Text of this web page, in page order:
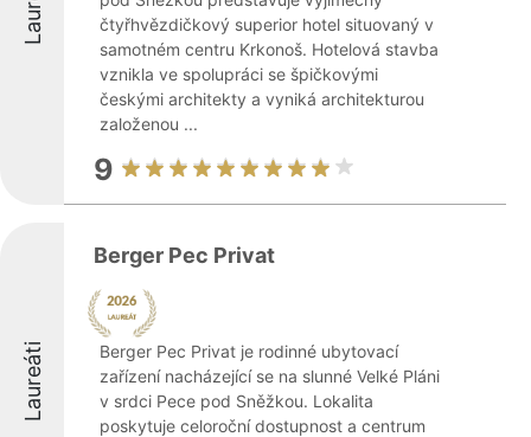
čtyřhvězdičkový superior hotel situovaný v
samotném centru Krkonoš. Hotelová stavba
vznikla ve spolupráci se špičkovými
českými architekty a vyniká architekturou
založenou ...
9
Laureáti
Berger Pec Privat
Berger Pec Privat je rodinné ubytovací
zařízení nacházející se na slunné Velké Pláni
v srdci Pece pod Sněžkou. Lokalita
poskytuje celoroční dostupnost a centrum